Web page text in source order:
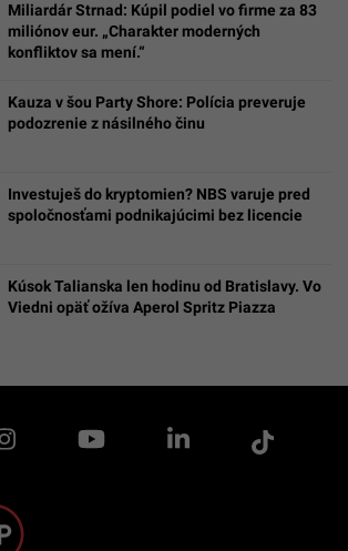
Miliardár Strnad: Kúpil podiel vo firme za 83
miliónov eur. „Charakter moderných
konfliktov sa mení.“
Kauza v šou Party Shore: Polícia preveruje
podozrenie z násilného činu
Investuješ do kryptomien? NBS varuje pred
spoločnosťami podnikajúcimi bez licencie
Kúsok Talianska len hodinu od Bratislavy. Vo
Viedni opäť ožíva Aperol Spritz Piazza